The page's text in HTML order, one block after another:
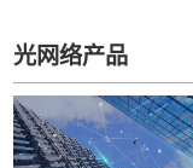
光网络产品